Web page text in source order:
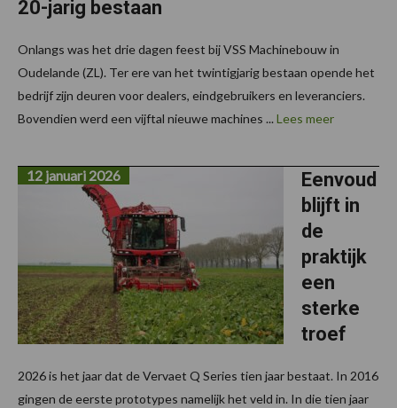
20-jarig bestaan
Onlangs was het drie dagen feest bij VSS Machinebouw in
Oudelande (ZL). Ter ere van het twintigjarig bestaan opende het
bedrijf zijn deuren voor dealers, eindgebruikers en leveranciers.
Bovendien werd een vijftal nieuwe machines ... Lees meer
Eenvoud
blijft in
de
praktijk
een
sterke
troef
12 januari 2026
2026 is het jaar dat de Vervaet Q Series tien jaar bestaat. In 2016
gingen de eerste prototypes namelijk het veld in. In die tien jaar